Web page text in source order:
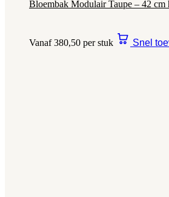
Bloembak Modulair Taupe – 42 cm
Vanaf 380,50 per stuk Snel